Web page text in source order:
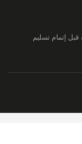
قبل إتمام تسليم